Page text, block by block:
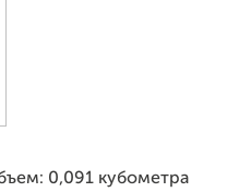
0,091 кубометра